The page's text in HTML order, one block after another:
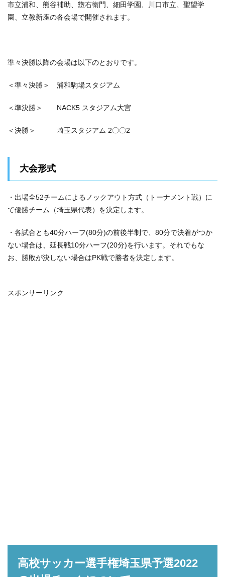
市立浦和、熊谷補助、惣右衛門、細田学園、川口市立、聖望学
園、立教新座の各会場で開催されます。
準々決勝以降の会場は以下のとおりです。
＜準々決勝＞ 浦和駒場スタジアム
＜準決勝＞ NACK5 スタジアム大宮
＜決勝＞ 埼玉スタジアム 2〇〇2
大会形式
・出場全52チームによるノックアウト方式（トーナメント戦）に
て優勝チーム（埼玉県代表）を決定します。
・各試合とも40分ハーフ(80分)の前後半制で、80分で決着がつか
ない場合は、延長戦10分ハーフ(20分)を行います。それでもな
お、勝敗が決しない場合はPK戦で勝者を決定します。
スポンサーリンク
高校サッカー選手権埼玉県予選2022